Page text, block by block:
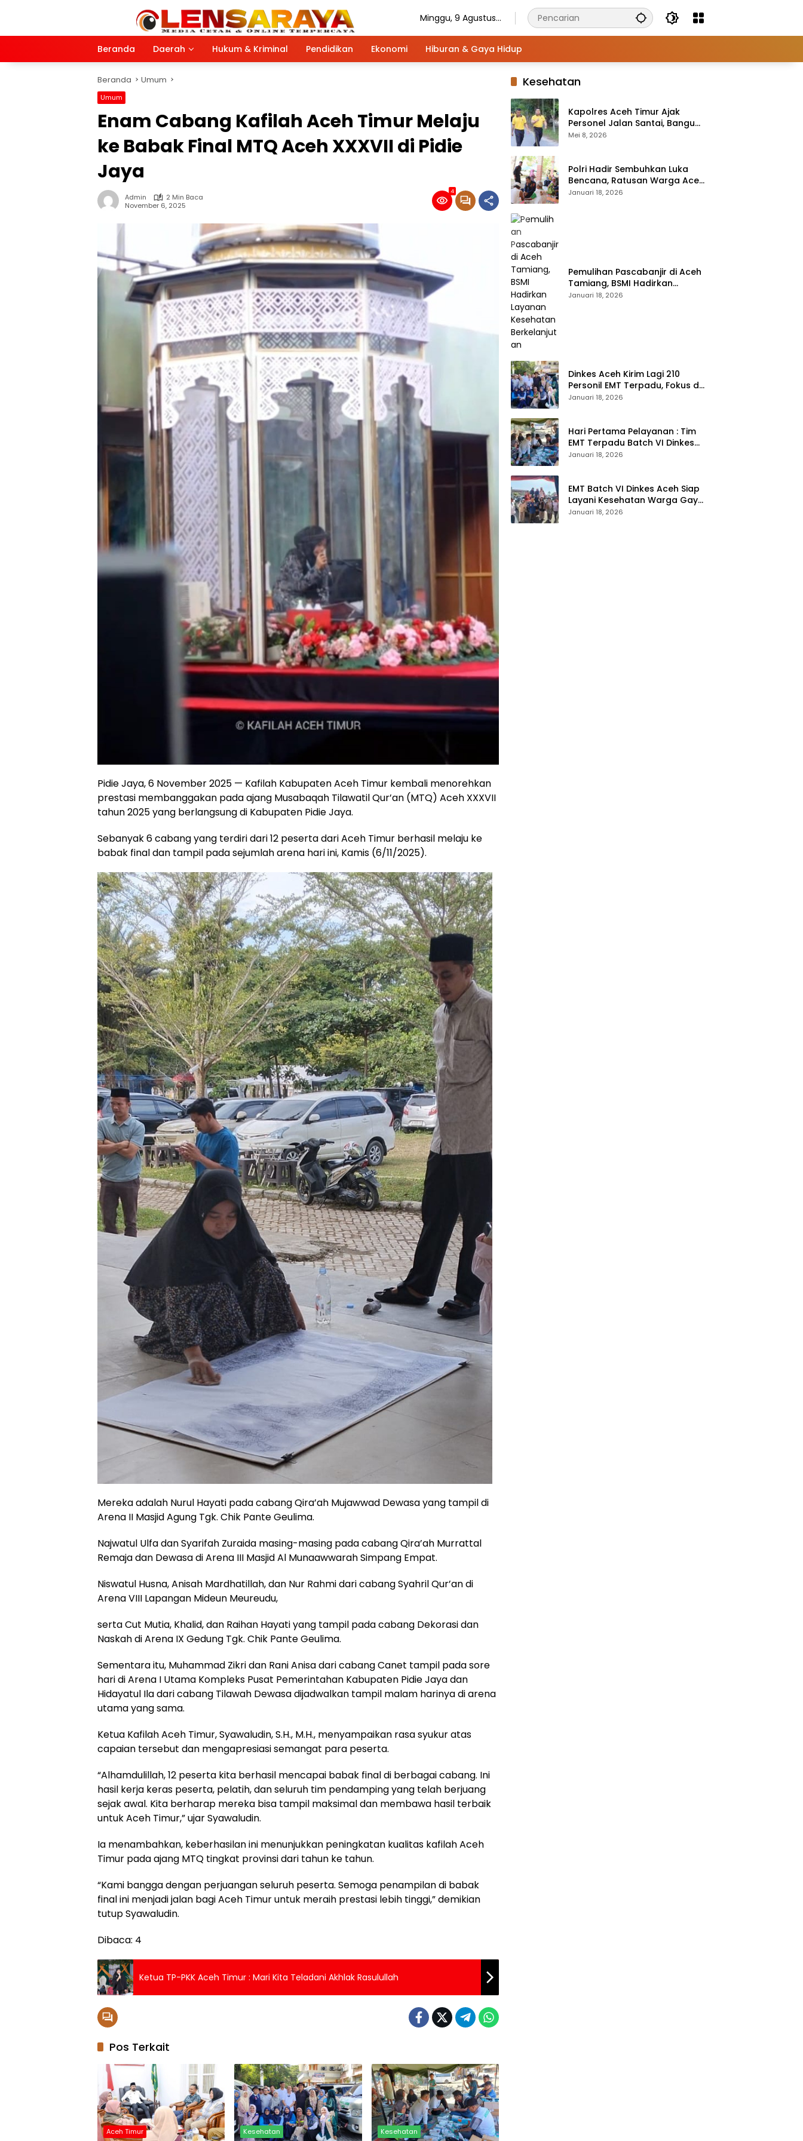
Minggu, 9 Agustus
Beranda
Daerah Hukum & Kriminal Pendidikan Ekonomi Hiburan & Gaya Hidup
Beranda Umum
Umum
Enam Cabang Kafilah Aceh Timur Melaju
ke Babak Final MTQ Aceh XXXVII di Pidie
Jaya
Admin
2 Min Baca
November 6, 2025
4
Pidie Jaya, 6 November 2025 — Kafilah Kabupaten Aceh Timur kembali menorehkan
prestasi membanggakan pada ajang Musabaqah Tilawatil Qur’an (MTQ) Aceh XXXVII
tahun 2025 yang berlangsung di Kabupaten Pidie Jaya.
Sebanyak 6 cabang yang terdiri dari 12 peserta dari Aceh Timur berhasil melaju ke
babak final dan tampil pada sejumlah arena hari ini, Kamis (6/11/2025).
Mereka adalah Nurul Hayati pada cabang Qira’ah Mujawwad Dewasa yang tampil di
Arena II Masjid Agung Tgk. Chik Pante Geulima.
Najwatul Ulfa dan Syarifah Zuraida masing-masing pada cabang Qira’ah Murrattal
Remaja dan Dewasa di Arena III Masjid Al Munaawwarah Simpang Empat.
Niswatul Husna, Anisah Mardhatillah, dan Nur Rahmi dari cabang Syahril Qur’an di
Arena VIII Lapangan Mideun Meureudu,
serta Cut Mutia, Khalid, dan Raihan Hayati yang tampil pada cabang Dekorasi dan
Naskah di Arena IX Gedung Tgk. Chik Pante Geulima.
Sementara itu, Muhammad Zikri dan Rani Anisa dari cabang Canet tampil pada sore
hari di Arena I Utama Kompleks Pusat Pemerintahan Kabupaten Pidie Jaya dan
Hidayatul Ila dari cabang Tilawah Dewasa dijadwalkan tampil malam harinya di arena
utama yang sama.
Ketua Kafilah Aceh Timur, Syawaludin, S.H., M.H., menyampaikan rasa syukur atas
capaian tersebut dan mengapresiasi semangat para peserta.
“Alhamdulillah, 12 peserta kita berhasil mencapai babak final di berbagai cabang. Ini
hasil kerja keras peserta, pelatih, dan seluruh tim pendamping yang telah berjuang
sejak awal. Kita berharap mereka bisa tampil maksimal dan membawa hasil terbaik
untuk Aceh Timur,” ujar Syawaludin.
Ia menambahkan, keberhasilan ini menunjukkan peningkatan kualitas kafilah Aceh
Timur pada ajang MTQ tingkat provinsi dari tahun ke tahun.
“Kami bangga dengan perjuangan seluruh peserta. Semoga penampilan di babak
final ini menjadi jalan bagi Aceh Timur untuk meraih prestasi lebih tinggi,” demikian
tutup Syawaludin.
Dibaca: 4
Ketua TP-PKK Aceh Timur : Mari Kita Teladani Akhlak Rasulullah
Pos Terkait
Aceh Timur Kesehatan Kesehatan
Kesehatan
Kapolres Aceh Timur Ajak
Personel Jalan Santai, Bangun
Semangat Sehat dan Solid
Mei 8, 2026
Polri Hadir Sembuhkan Luka
Bencana, Ratusan Warga Aceh
Tengah Terlayani Bakti
Januari 18, 2026
Pemulihan Pascabanjir di Aceh
Tamiang, BSMI Hadirkan
Layanan Kesehatan
Januari 18, 2026
Dinkes Aceh Kirim Lagi 210
Personil EMT Terpadu, Fokus di
Tujuh Kabupaten
Januari 18, 2026
Hari Pertama Pelayanan : Tim
EMT Terpadu Batch VI Dinkes
Aceh Jangkau Wilayah
Januari 18, 2026
EMT Batch VI Dinkes Aceh Siap
Layani Kesehatan Warga Gayo
Lues, Ini Lokasi Yang Akan
Januari 18, 2026